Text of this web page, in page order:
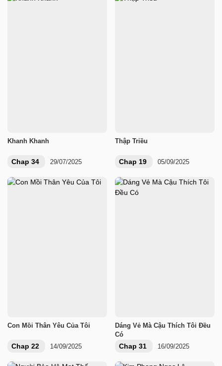
Khanh Khanh
Chap 34 29/07/2025
Thập Triều
Chap 19 05/09/2025
Con Mồi Thân Yêu Của Tôi
Chap 22 14/09/2025
Dáng Vẻ Mà Cậu Thích Tôi Đều
Có
Chap 31 16/09/2025